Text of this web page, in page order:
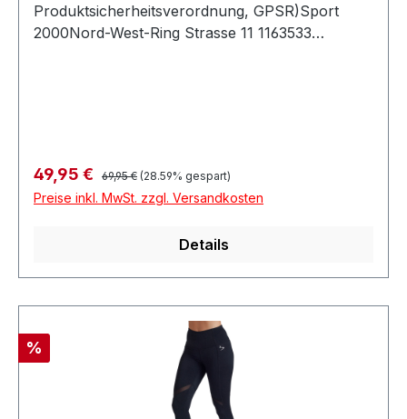
Produktsicherheitsverordnung, GPSR)Sport
2000Nord-West-Ring Strasse 11 1163533
Verkaufspreis:
49,95 € Regulärer Preis:
69,95 € (28.59% gespart)
Preise inkl. MwSt. zzgl. Versandkosten
Details
Rabatt
%